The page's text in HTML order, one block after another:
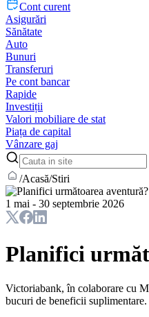
Cont curent
Asigurări
Sănătate
Auto
Bunuri
Transferuri
Pe cont bancar
Rapide
Investiții
Valori mobiliare de stat
Piața de capital
Vânzare gaj
/Acasă/Stiri
1 mai - 30 septembrie 2026
Planifici
Victoriabank, în colaborare cu
bucuri de beneficii suplimentare.